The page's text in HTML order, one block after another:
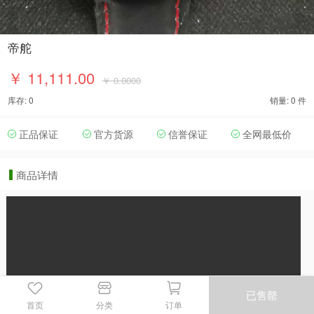
帝舵
￥ 11,111.00 ￥ 0.0000
库存: 0 销量: 0 件
正品保证 官方货源 信誉保证 全网最低价
商品详情
首页 分类 订单
已售罄